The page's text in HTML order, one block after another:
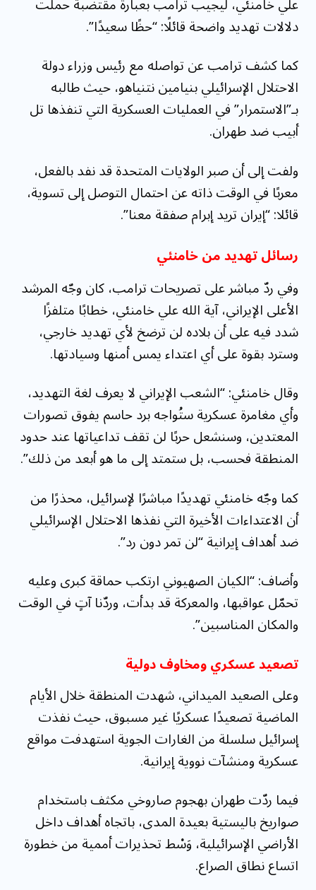
دلالات تهديد واضحة قائلًا: “حظًا سعيدًا”.
كما كشف ترامب عن تواصله مع رئيس وزراء دولة
الاحتلال الإسرائيلي بنيامين نتنياهو، حيث طالبه
بـ”الاستمرار” في العمليات العسكرية التي تنفذها تل
أبيب ضد طهران.
ولفت إلى أن صبر الولايات المتحدة قد نفد بالفعل،
معربًا في الوقت ذاته عن احتمال التوصل إلى تسوية،
قائلا: “إيران تريد إبرام صفقة معنا”.
رسائل تهديد من خامنئي
وفي ردّ مباشر على تصريحات ترامب، كان وجّه المرشد
الأعلى الإيراني، آية الله علي خامنئي، خطابًا متلفزًا
شدد فيه على أن بلاده لن ترضخ لأي تهديد خارجي،
وسترد بقوة على أي اعتداء يمس أمنها وسيادتها.
وقال خامنئي: “الشعب الإيراني لا يعرف لغة التهديد،
وأي مغامرة عسكرية ستُواجه برد حاسم يفوق تصورات
المعتدين، وسنشعل حربًا لن تقف تداعياتها عند حدود
المنطقة فحسب، بل ستمتد إلى ما هو أبعد من ذلك”.
كما وجّه خامنئي تهديدًا مباشرًا لإسرائيل، محذرًا من
أن الاعتداءات الأخيرة التي نفذها الاحتلال الإسرائيلي
ضد أهداف إيرانية “لن تمر دون رد”.
وأضاف: “الكيان الصهيوني ارتكب حماقة كبرى وعليه
تحمّل عواقبها، والمعركة قد بدأت، وردّنا آتٍ في الوقت
والمكان المناسبين”.
تصعيد عسكري ومخاوف دولية
وعلى الصعيد الميداني، شهدت المنطقة خلال الأيام
الماضية تصعيدًا عسكريًا غير مسبوق، حيث نفذت
إسرائيل سلسلة من الغارات الجوية استهدفت مواقع
عسكرية ومنشآت نووية إيرانية.
فيما ردّت طهران بهجوم صاروخي مكثف باستخدام
صواريخ باليستية بعيدة المدى، باتجاه أهداف داخل
الأراضي الإسرائيلية، وَسْط تحذيرات أممية من خطورة
اتساع نطاق الصراع.